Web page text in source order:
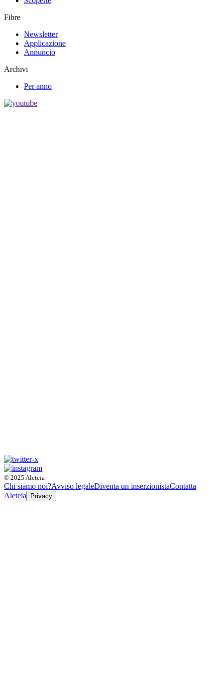
Fibre
Newsletter
Applicazione
Annuncio
Archivi
Per anno
© 2025 Aleteia
Chi siamo noi?Avviso legaleDiventa un inserzionistaContatta
Aleteia
Privacy